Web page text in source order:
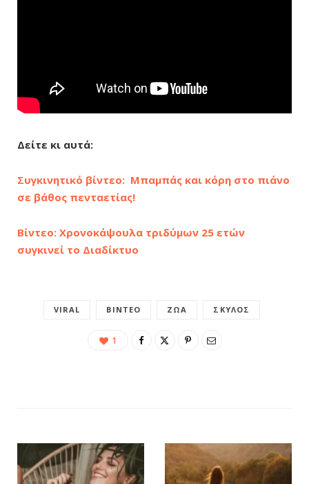
Δείτε κι αυτά:
Συγκινητικό βίντεο: Μπαμπάς και κόρη στο πιάνο
σε βάθος πενταετίας!
Βίντεο: Χρονοκάψουλα τριδύμων 25 ετών
συγκινεί το Διαδίκτυο
VIRAL ΒΊΝΤΕΟ ΖΏΑ ΣΚΎΛΟΣ
1